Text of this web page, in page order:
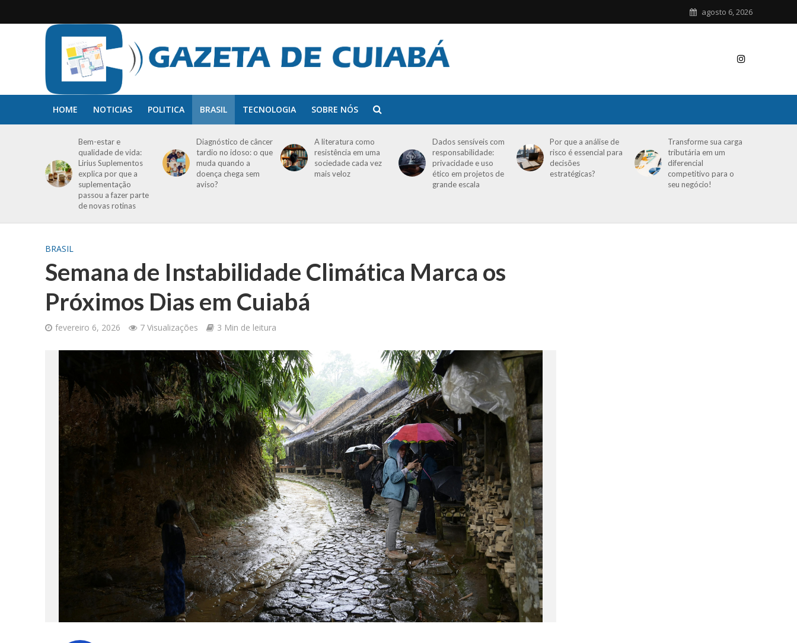
agosto 6, 2026
HOME NOTICIAS POLITICA BRASIL TECNOLOGIA SOBRE NÓS
Bem-estar e
qualidade de vida:
Lirius Suplementos
explica por que a
suplementação
passou a fazer parte
de novas rotinas
Diagnóstico de câncer
tardio no idoso: o que
muda quando a
doença chega sem
aviso?
A literatura como
resistência em uma
sociedade cada vez
mais veloz
Dados sensíveis com
responsabilidade:
privacidade e uso
ético em projetos de
grande escala
Por que a análise de
risco é essencial para
decisões
estratégicas?
Transforme sua carga
tributária em um
diferencial
competitivo para o
seu negócio!
BRASIL
Semana de Instabilidade Climática Marca os
Próximos Dias em Cuiabá
fevereiro 6, 2026 7 Visualizações 3 Min de leitura